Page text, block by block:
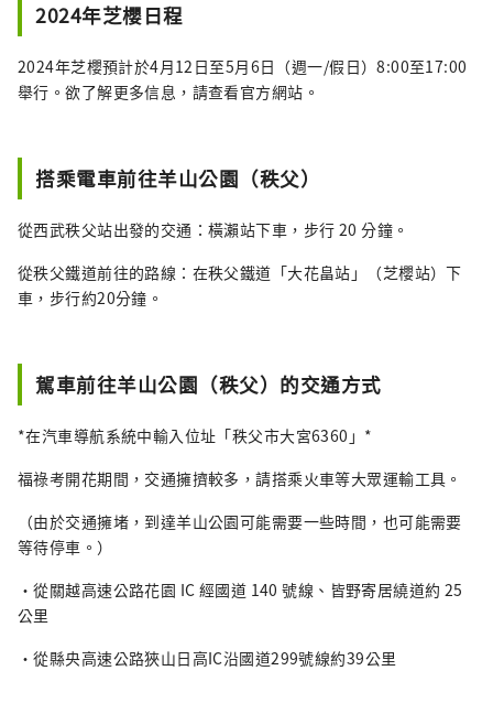
2024年芝櫻日程
2024年芝櫻預計於4月12日至5月6日（週一/假日）8:00至17:00
舉行。欲了解更多信息，請查看官方網站。
搭乘電車前往羊山公園（秩父）
從西武秩父站出發的交通：橫瀨站下車，步行 20 分鐘。
從秩父鐵道前往的路線：在秩父鐵道「大花畠站」（芝櫻站）下
車，步行約20分鐘。
駕車前往羊山公園（秩父）的交通方式
*在汽車導航系統中輸入位址「秩父市大宮6360」*
福祿考開花期間，交通擁擠較多，請搭乘火車等大眾運輸工具。
（由於交通擁堵，到達羊山公園可能需要一些時間，也可能需要
等待停車。）
・從關越高速公路花園 IC 經國道 140 號線、皆野寄居繞道約 25
公里
・從縣央高速公路狹山日高IC沿國道299號線約39公里